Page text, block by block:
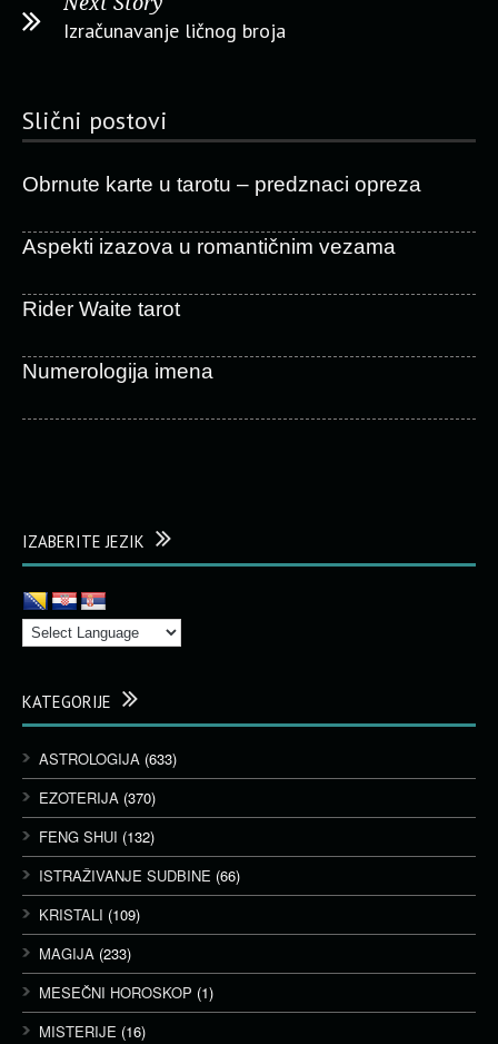
Izračunavanje ličnog broja
Slični postovi
Obrnute karte u tarotu – predznaci opreza
Aspekti izazova u romantičnim vezama
Rider Waite tarot
Numerologija imena
IZABERITE JEZIK
KATEGORIJE
ASTROLOGIJA (633)
EZOTERIJA (370)
FENG SHUI (132)
ISTRAŽIVANJE SUDBINE (66)
KRISTALI (109)
MAGIJA (233)
MESEČNI HOROSKOP (1)
MISTERIJE (16)